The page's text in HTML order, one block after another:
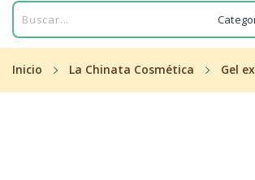
Inicio La Chinata Cosmética Gel